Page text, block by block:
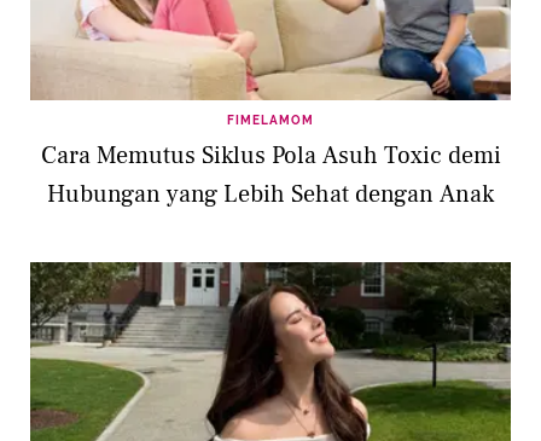
FIMELAMOM
Cara Memutus Siklus Pola Asuh Toxic demi
Hubungan yang Lebih Sehat dengan Anak